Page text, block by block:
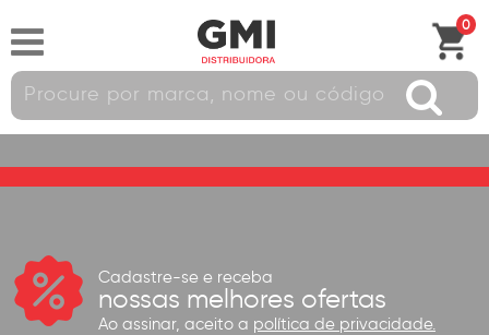
0
Cadastre-se e receba
nossas melhores ofertas
Ao assinar, aceito a política de privacidade.